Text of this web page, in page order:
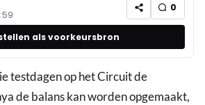
0
als voorkeursbron
testdagen op het Circuit de
de balans kan worden opgemaakt,